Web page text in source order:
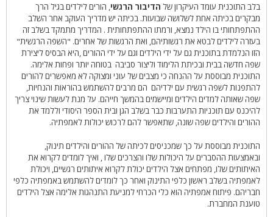
בלב התוכנית עומד העיקרון של הדיבור הרגשי, הורים לילדים בגיל הרך
מבקרים בכיתה אחת לשלושה שבועות. בכיתה יש מדריך העוקב אחר השלב
ההתפתחותי בו הילד נמצא, ורמתו ההתפתחותית . המדריך מתמקד בשלב זה
בעזרה לילדים לבטא את רגשותיהם, ואת הרגשות של אחרים. "השפה הרגשית"
הזו הנלמדת בתוכנית גם על ידי הילדים וגם על ידי ההורים ,היא הבסיס ליצירת
שפה חדשה בבית ובכיתת הלימוד וליצור סביבה בטוחה יותר ופחות אלימה.
התוכנית מבוססת על ההנחה כי מצבים של עוני ומצוקה לא מאפשרים להורים
להתפנות לשפה רגשית עם ילדיהם הם מרבים להשתמש בהוראות והנחיות,
שפה שאותה למדים הילדים ומיישמים בהמשך חייהם. על מנת לעשות שינוי צריך
להיכנס עם תוכניות התערבות כבר בשלב הגן ובית הספר היסודי וללמד את
ההורים והילדים שפה שונה, שתאפשר להם לרכוש יכולות לאמפתיה.
התוכנית מבוססת על כך שמכניסים לכיתה של ההורים והילדים תינוק,
ובאמצעות ההסברים על היכולות שלו והצרכים שלו , ואיך לומדים לקרוא את
האיתותים שלו, מפתחים אצל הילדים יכולת לקרוא איתותים רגשיים, ויכולת
לאמפתיה בשלב ראשון כלפי התינוק ואחר כך לומדים להשתמש באמפתיה כלפי
חבריהם. פיתוח אמפתיה הוא כלי הכרחי למניעת התנהגות אלימה אצל הילדים
טוענת המחברת.